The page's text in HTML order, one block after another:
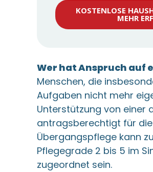
KOSTENLOSE
MEHR
Wer hat Anspruch auf
Menschen, die
Aufgaben nicht mehr
Unterstützung von einer
antragsberechtigt für
Übergangspflege kann
Pflegegrade 2 bis 5 im
zugeordnet sein.